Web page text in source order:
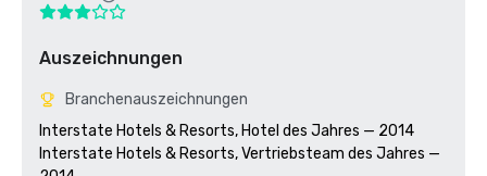
Auszeichnungen
Branchenauszeichnungen
Interstate Hotels & Resorts, Hotel des Jahres — 2014
Interstate Hotels & Resorts, Vertriebsteam des Jahres —